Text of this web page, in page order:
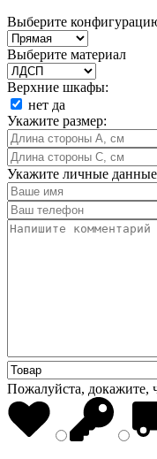
Выберите
Выберите материал
Верхние шкафы:
нет да
Укажите размер:
Укажите личные
Пожалуйста, докажите,